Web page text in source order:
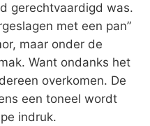
gerechtvaardigd was.
met een pan”
maar onder de
Want ondanks het
overkomen. De
een toneel wordt
indruk.